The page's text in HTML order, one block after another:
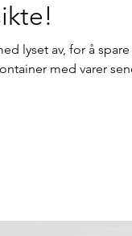
lyset av, for å
med varer